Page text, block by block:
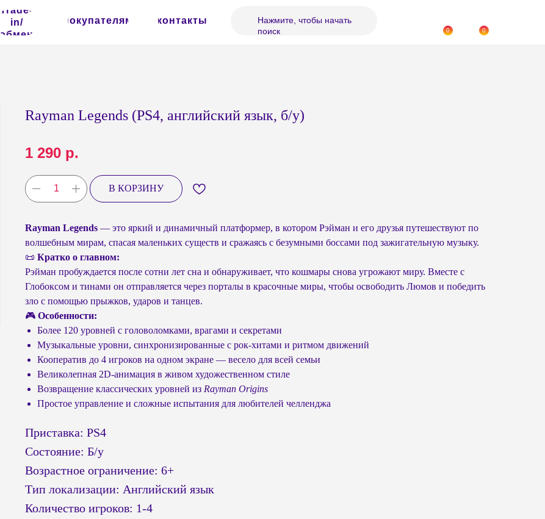
Trade-
in/
обмен
покупателям контакты
Нажмите, чтобы начать
поиск
0 0
Rayman Legends (PS4, английский язык, б/у)
1 290 р.
В КОРЗИНУ
Rayman Legends — это яркий и динамичный платформер, в котором Рэйман и его друзья путешествуют по
волшебным мирам, спасая маленьких существ и сражаясь с безумными боссами под зажигательную музыку.
📜 Кратко о главном:
Рэйман пробуждается после сотни лет сна и обнаруживает, что кошмары снова угрожают миру. Вместе с
Глобоксом и тинами он отправляется через порталы в красочные миры, чтобы освободить Люмов и победить
зло с помощью прыжков, ударов и танцев.
🎮 Особенности:
Более 120 уровней с головоломками, врагами и секретами
Музыкальные уровни, синхронизированные с рок-хитами и ритмом движений
Кооператив до 4 игроков на одном экране — весело для всей семьи
Великолепная 2D-анимация в живом художественном стиле
Возвращение классических уровней из Rayman Origins
Простое управление и сложные испытания для любителей челленджа
Приставка: PS4
Состояние: Б/у
Возрастное ограничение: 6+
Тип локализации: Английский язык
Количество игроков: 1-4